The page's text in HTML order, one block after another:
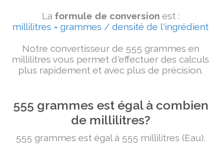
La formule de conversion est :
millilitres = grammes / densité de l'ingrédient
Notre convertisseur de 555 grammes en
millilitres vous permet d'effectuer des calculs
plus rapidement et avec plus de précision.
555 grammes est égal à combien
de millilitres?
555 grammes est égal à 555 millilitres (Eau).